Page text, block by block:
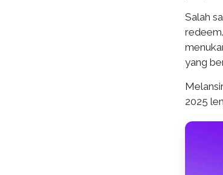
Salah
yang
2025